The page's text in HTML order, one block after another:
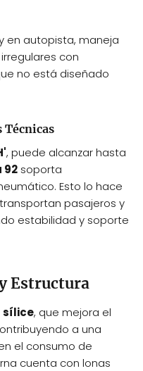
en autopista, maneja
con
no está diseñado
Técnicas
, puede alcanzar hasta
92 soporta
Esto lo hace
pasajeros y
estabilidad y soporte
Estructura
sílice, que mejora el
a una
el consumo de
cuenta con lonas